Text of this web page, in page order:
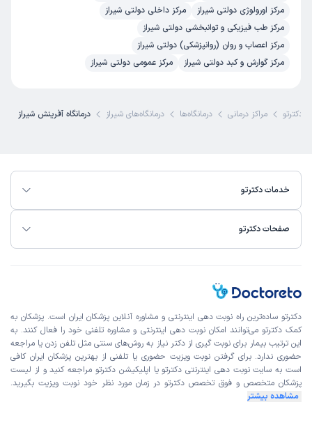
برخورد مناسب کمترین معطلی
کاربر دکترتو
پذیرش خوب
کاربر دکترتو
اینپزشکرا پیشنهاد میکنم
زمان انتظار:45-90 دقیقه
خشکی شدید چشم و درد باعث شد به ایشان مراجعه کنم و با
تشخیص درست در شناسایی التهاب مضمن پروسه ی درمان
انجام دادم
مرکز اورولوژی دولتی شیراز
مرکز داخلی دولتی شیراز
مرکز طب فیزیکی و توانبخشی دولتی شیراز
مرکز اعصاب و روان (روانپزشکی) دولتی شیراز
مرکز گوارش و کبد دولتی شیراز
مرکز عمومی دولتی شیراز
دکترتو مراکز درمانی درمانگاه‌ها درمانگاه‌های شیراز درمانگاه آفرینش شیراز
خدمات دکترتو
صفحات دکترتو
دکترتو ساده‌ترین راه نوبت‌ دهی اینترنتی و مشاوره آنلاین پزشکان ایران است. پزشکان به
کمک دکترتو می‌توانند امکان نوبت دهی اینترنتی و مشاوره تلفنی خود را فعال کنند. به
این ترتیب بیمار برای نوبت گیری از دکتر نیاز به روش‌های سنتی مثل تلفن زدن یا مراجعه
حضوری ندارد. برای گرفتن نوبت ویزیت حضوری یا تلفنی از بهترین پزشکان ایران کافی
است به سایت نوبت دهی اینترنتی دکترتو یا اپلیکیشن دکترتو مراجعه کنید و از لیست
پزشکان متخصص و فوق تخصص دکترتو در زمان مورد نظر خود نوبت ویزیت بگیرید.
مشاهده بیشتر